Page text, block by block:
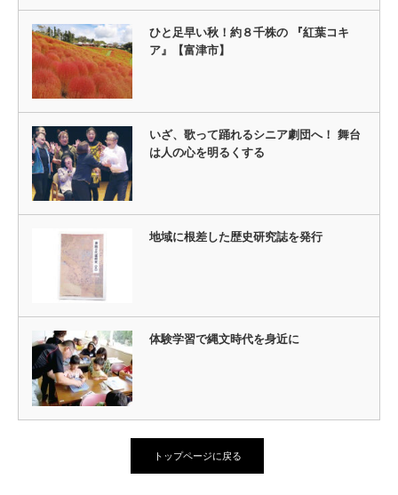
ひと足早い秋！約８千株の 『紅葉コキ
ア』【富津市】
いざ、歌って踊れるシニア劇団へ！ 舞台
は人の心を明るくする
地域に根差した歴史研究誌を発行
体験学習で縄文時代を身近に
トップページに戻る